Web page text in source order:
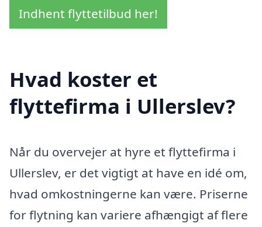
Indhent flyttetilbud her!
Hvad koster et
flyttefirma i Ullerslev?
Når du overvejer at hyre et flyttefirma i
Ullerslev, er det vigtigt at have en idé om,
hvad omkostningerne kan være. Priserne
for flytning kan variere afhængigt af flere